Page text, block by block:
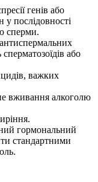
генів або
послідовності
сперми.
або
важких
вживання алкоголю
гормональний
стандартними